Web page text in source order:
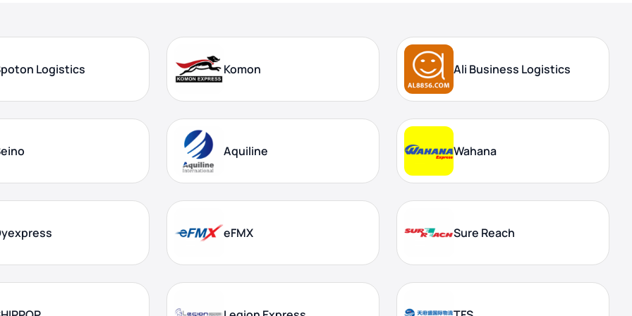
Logistics Komon Ali Business Logistics
Aquiline Wahana
eFMX Sure Reach